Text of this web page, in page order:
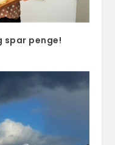
spar penge!